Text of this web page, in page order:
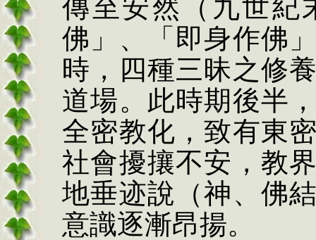
傳至安然（九世紀
佛」、「即身作佛
時，四種三昧之修
道場。此時期後半
全密教化，致有東
社會擾攘不安，教
地垂迹說（神、佛
意識逐漸昂揚。